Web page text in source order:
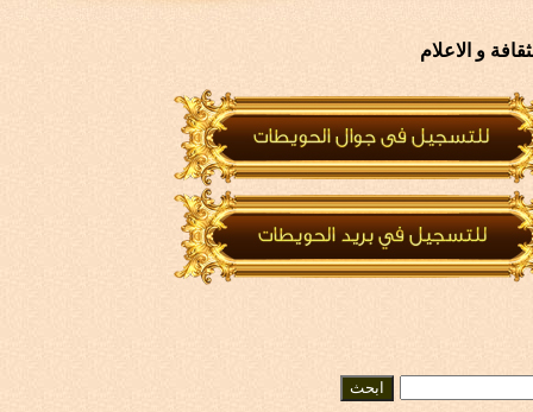
و الاعلام